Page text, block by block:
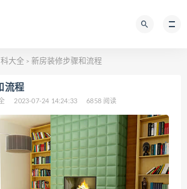
科大全 > 新房装修步骤和流程
流程
2023-07-24 14:24:33 6858 阅读